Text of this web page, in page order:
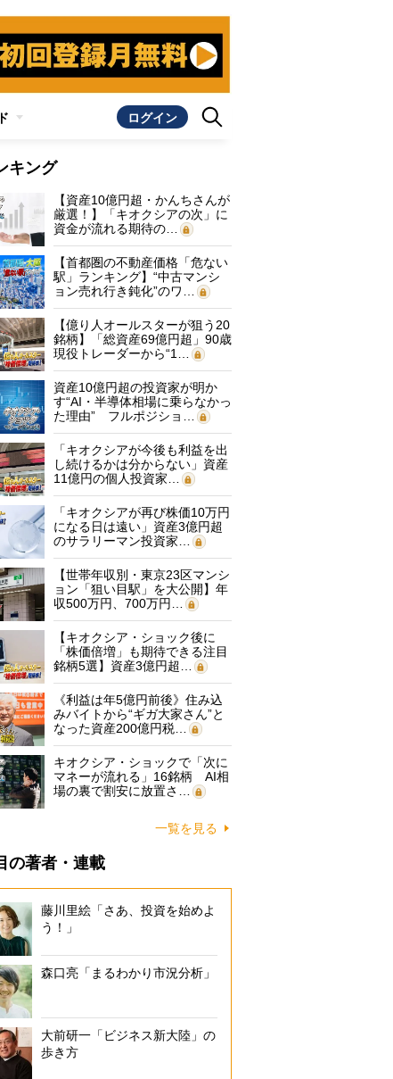
ログイン
キング
【資産10億円超・かんちさんが
厳選！】「キオクシアの次」に
資金が流れる期待の…
【首都圏の不動産価格「危ない
駅」ランキング】“中古マンシ
ョン売れ行き鈍化”のワ…
【億り人オールスターが狙う20
銘柄】「総資産69億円超」90歳
現役トレーダーから“1…
資産10億円超の投資家が明か
す“AI・半導体相場に乗らなかっ
た理由” フルポジショ…
「キオクシアが今後も利益を出
し続けるかは分からない」資産
11億円の個人投資家…
「キオクシアが再び株価10万円
になる日は遠い」資産3億円超
のサラリーマン投資家…
【世帯年収別・東京23区マンシ
ョン「狙い目駅」を大公開】年
収500万円、700万円…
【キオクシア・ショック後に
「株価倍増」も期待できる注目
銘柄5選】資産3億円超…
《利益は年5億円前後》住み込
みバイトから“ギガ大家さん”と
なった資産200億円税…
キオクシア・ショックで「次に
マネーが流れる」16銘柄 AI相
場の裏で割安に放置さ…
一覧を見る
の著者・連載
藤川里絵「さあ、投資を始めよ
う！」
森口亮「まるわかり市況分析」
大前研一「ビジネス新大陸」の
歩き方